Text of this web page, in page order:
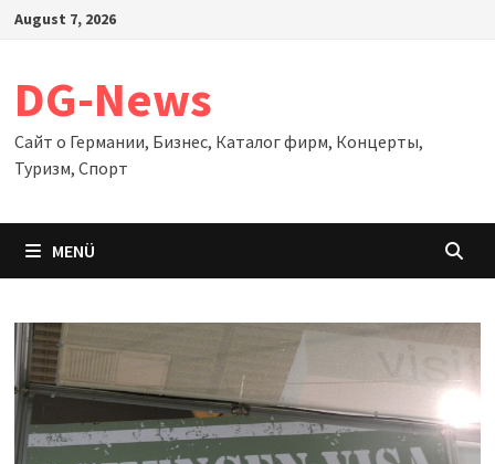
Zum
August 7, 2026
DG-News
Сайт о Германии, Бизнес, Каталог фирм, Концерты,
Туризм, Спорт
MENÜ